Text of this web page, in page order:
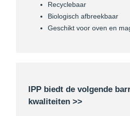
Recyclebaar
Biologisch afbreekbaar
Geschikt voor oven en
IPP biedt de volgende
kwaliteiten >>